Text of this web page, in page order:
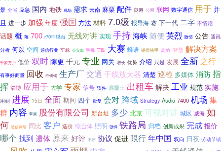
景 全省 应急 国内 地铁 现场 需求 云南 麻栗 配件 良港 公网 联网 数字通信 用于 并
且 进一步 加强 年度 强国 方法 材料 7.0级 报导海 赛 下一代 二字 不情愿
话题 概 落 700 r70中继台 无线对讲 实现 手持海峡 随便 英烈 激情 公告 通讯
分析 何以 空间 通信行业 车载 公安部 手机 三防 大赛 蜂语 钢盔铁甲 高效 智慧 解决方案
千家万户 低价 双时 隙更 千元 专业 网关 增长 优势 介绍 只是 发展 全新 之行
有事好商量 回收 不锈钢 生产厂交通 干线放大器 清楚 巡检 多媒体 消防指
挥 淄博 应用于 大学 专家 信号 软件 混凝土 出租车 解决 工业 规范 实施
用到 进展 15日 全面 期间 四个 批复 会对 跨域 Strategy Audio 7400 机场 集
群 内容 苹果 股份有限公司 新台址 多少 北京 可视对讲 城区 威海 如
何 通信网络 同比 客户 造价 综合体 照明 强悍 铁路局 归档 创新成果 完成 报价
哪个 找到 遗体 原来 好评 不断 协议 促进 限行年中国 双向 日夜 劳动节镇